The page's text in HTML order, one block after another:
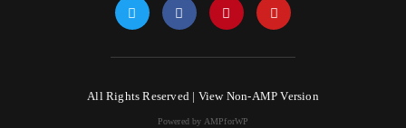
All Rights Reserved | View Non-AMP Version
Powered by AMPforWP